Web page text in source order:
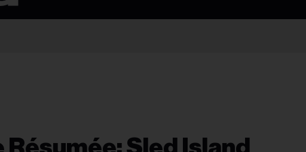
Sled Island